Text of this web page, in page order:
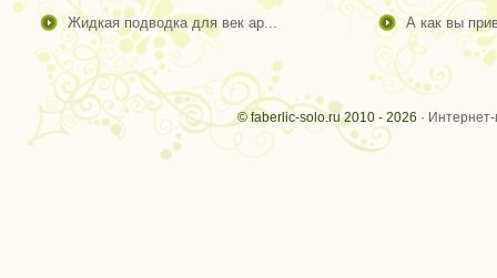
жидкая подводка для век ар...
а как вы
© faberlic-solo.ru 2010 - 2026 ·